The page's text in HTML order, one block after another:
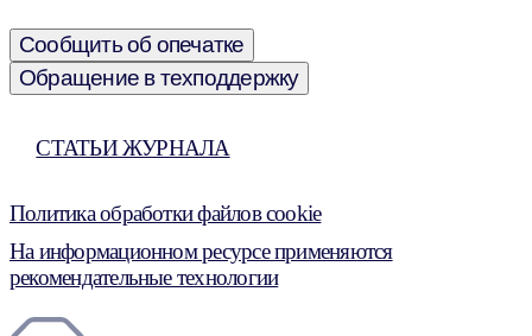
Сообщить об опечатке
Обращение в техподдержку
СТАТЬИ ЖУРНАЛА
Политика обработки файлов cookie
На информационном ресурсе применяются
рекомендательные технологии